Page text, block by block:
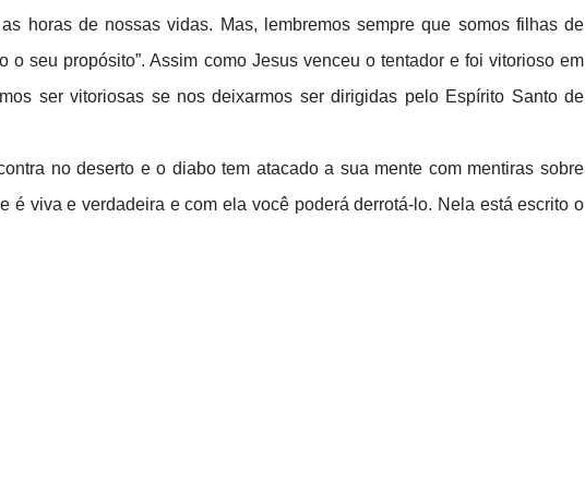
horas de nossas vidas. Mas, lembremos sempre que somos filhas de
o seu propósito”. Assim como Jesus venceu o tentador e foi vitorioso em
ser vitoriosas se nos deixarmos ser dirigidas pelo Espírito Santo de
no deserto e o diabo tem atacado a sua mente com mentiras sobre
é viva e verdadeira e com ela você poderá derrotá-lo. Nela está escrito o